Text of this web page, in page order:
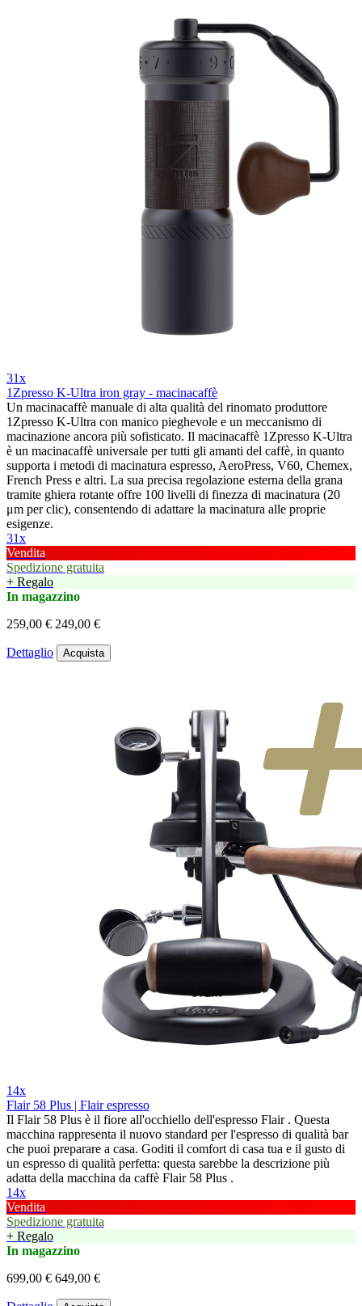
31x
1Zpresso K-Ultra iron gray - macinacaffè
Un macinacaffè manuale di alta qualità del rinomato produttore
1Zpresso K-Ultra con manico pieghevole e un meccanismo di
macinazione ancora più sofisticato. Il macinacaffè 1Zpresso K-Ultra
è un macinacaffè universale per tutti gli amanti del caffè, in quanto
supporta i metodi di macinatura espresso, AeroPress, V60, Chemex,
French Press e altri. La sua precisa regolazione esterna della grana
tramite ghiera rotante offre 100 livelli di finezza di macinatura (20
μm per clic), consentendo di adattare la macinatura alle proprie
esigenze.
31x
Vendita
Spedizione gratuita
+ Regalo
In magazzino
259,00 € 249,00 €
Dettaglio Acquista
14x
Flair 58 Plus | Flair espresso
Il Flair 58 Plus è il fiore all'occhiello dell'espresso Flair . Questa
macchina rappresenta il nuovo standard per l'espresso di qualità bar
che puoi preparare a casa. Goditi il comfort di casa tua e il gusto di
un espresso di qualità perfetta: questa sarebbe la descrizione più
adatta della macchina da caffè Flair 58 Plus .
14x
Vendita
Spedizione gratuita
+ Regalo
In magazzino
699,00 € 649,00 €